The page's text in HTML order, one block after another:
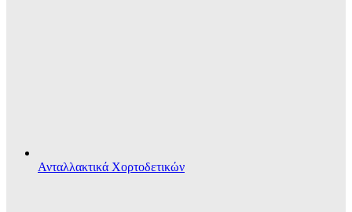
Ανταλλακτικά Χορτοδετικών